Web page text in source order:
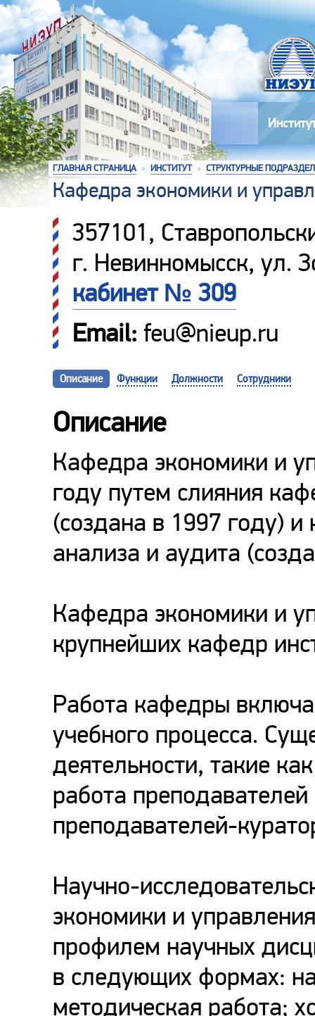
ГЛАВНАЯ СТРАНИЦА » ИНСТИТУТ » СТРУКТУРНЫЕ
Кафедра экономики и
357101,
г. Невинномысск, ул.
кабинет № 309
Email: feu@nieup.ru
Описание Функции Должности Сотрудники
Описание
Кафедра экономики и
году путем слияния
(создана в 1997 году) и
анализа и аудита
Кафедра экономики и
крупнейших кафедр
Работа кафедры
учебного процесса.
деятельности, такие
работа
преподавателей-
Научно-
экономики и
профилем научных
в следующих формах:
методическая работа;